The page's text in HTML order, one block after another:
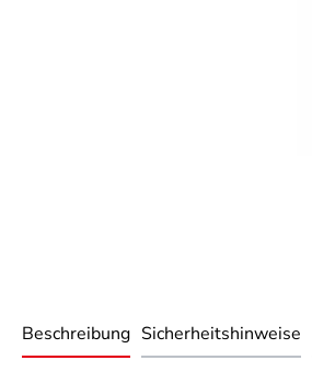
Beschreibung Sicherheitshinweise